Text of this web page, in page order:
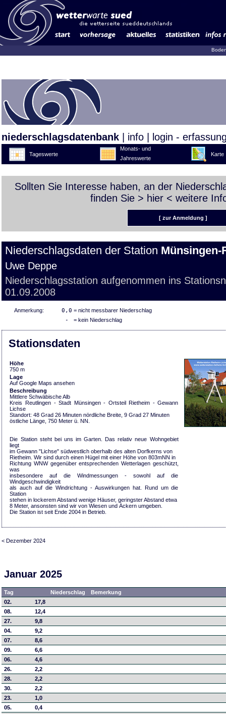
niederschlagsdatenbank info login -
Tageswerte
Monats- und
Jahreswerte
Karte
Sollten Sie Interesse haben, an der
finden Sie > hier < weitere
[ zur Anmeldung ]
Niederschlagsdaten der Station Münsingen-
Uwe Deppe
Niederschlagsstation aufgenommen ins
01.09.2008
Anmerkung: 0,0 = nicht messbarer Niederschlag
- = kein Niederschlag
Stationsdaten
Höhe
750 m
Lage
Auf Google Maps ansehen
Beschreibung
Mittlere Schwäbische Alb
Kreis Reutlingen - Stadt Münsingen - Ortsteil Rietheim - Gewann
Lichse
Standort: 48 Grad 26 Minuten nördliche Breite, 9 Grad 27 Minuten
östliche Länge, 750 Meter ü. NN.
Die Station steht bei uns im Garten. Das relativ neue Wohngebiet
liegt
im Gewann "Lichse" südwestlich oberhalb des alten Dorfkerns von
Rietheim. Wir sind durch einen Hügel mit einer Höhe von 803mNN in
Richtung WNW gegenüber entsprechenden Wetterlagen geschützt,
was
insbesondere auf die Windmessungen - sowohl auf die
Windgeschwindigkeit
als auch auf die Windrichtung - Auswirkungen hat. Rund um die
Station
stehen in lockerem Abstand wenige Häuser, geringster Abstand etwa
8 Meter, ansonsten sind wir von Wiesen und Äckern umgeben.
Die Station ist seit Ende 2004 in Betrieb.
< Dezember 2024
Januar 2025
Tag Niederschlag
Bemerkung
02.
17,8
08.
12,4
27.
9,8
04.
9,2
07.
8,6
09.
6,6
06.
4,6
26.
2,2
28.
2,2
30.
2,2
23.
1,0
05.
0,4